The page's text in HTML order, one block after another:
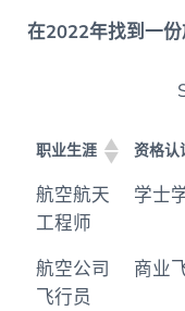
在2022年找到一
职业生涯
资格认
职业生涯
资格认
航空航天
工程师
学士
航空公司
飞行员
商业